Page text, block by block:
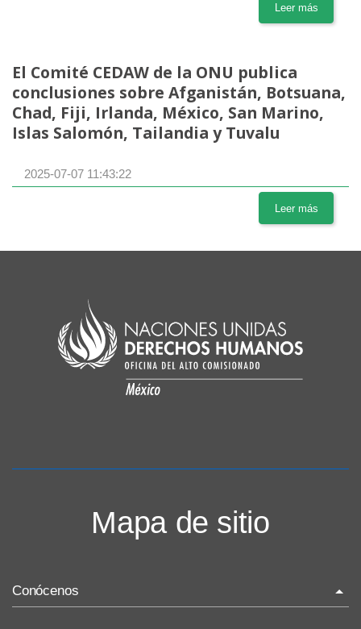
Leer más
El Comité CEDAW de la ONU publica
conclusiones sobre Afganistán, Botsuana,
Chad, Fiji, Irlanda, México, San Marino,
Islas Salomón, Tailandia y Tuvalu
2025-07-07 11:43:22
Leer más
Mapa de sitio
Conócenos